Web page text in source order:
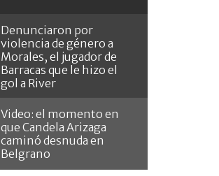
Denunciaron por
violencia de género a
Morales, el jugador de
Barracas que le hizo el
gol a River
Video: el momento en
que Candela Arizaga
caminó desnuda en
Belgrano